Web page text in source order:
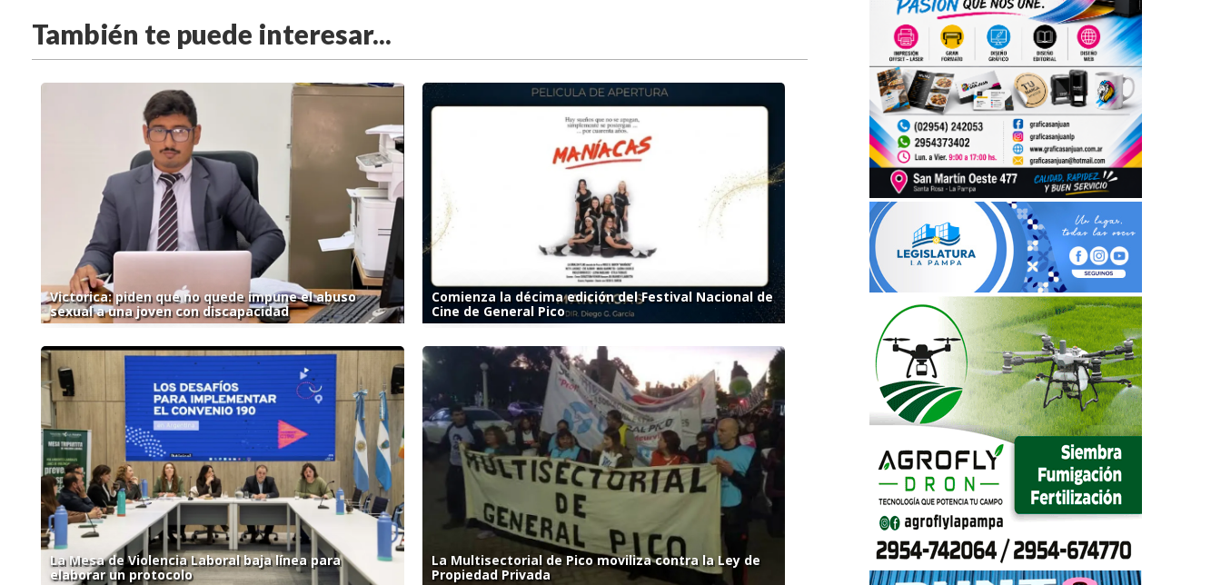
También te puede interesar...
Victorica: piden que no quede impune el abuso
sexual a una joven con discapacidad
Comienza la décima edición del Festival Nacional de
Cine de General Pico
La Mesa de Violencia Laboral baja línea para
elaborar un protocolo
La Multisectorial de Pico moviliza contra la Ley de
Propiedad Privada